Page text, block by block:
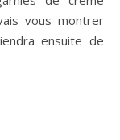
vous montrer
ensuite de